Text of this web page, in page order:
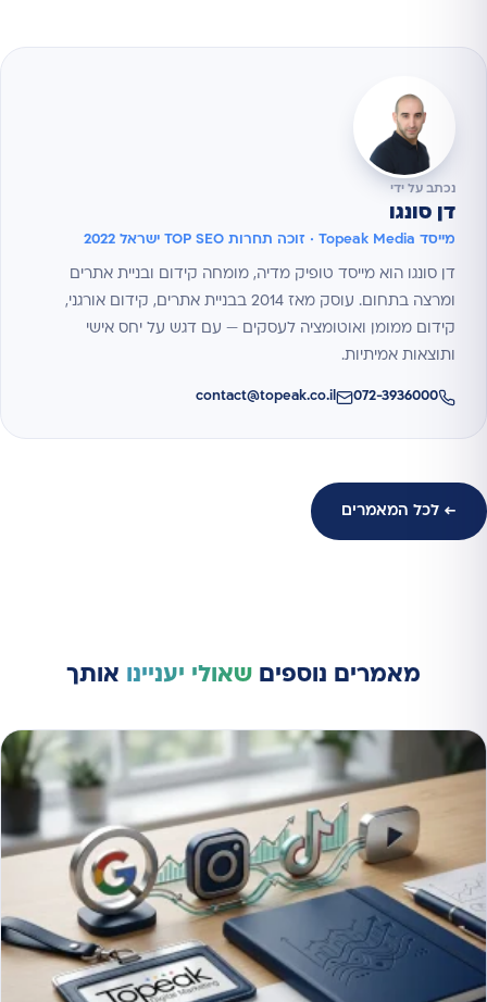
נכתב על ידי
דן סונגו
מייסד Topeak Media · זוכה תחרות TOP SEO ישראל 2022
דן סונגו הוא מייסד טופיק מדיה, מומחה קידום ובניית אתרים
ומרצה בתחום. עוסק מאז 2014 בבניית אתרים, קידום אורגני,
קידום ממומן ואוטומציה לעסקים — עם דגש על יחס אישי
ותוצאות אמיתיות.
072-3936000
contact@topeak.co.il
← לכל המאמרים
מאמרים נוספים שאולי יעניינו אותך